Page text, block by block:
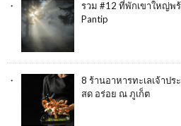
รวม #12 ที่พักเขาใหญ่พ
Pantip
8 ร้านอาหารทะเลเจ้าป
สด อร่อย ณ ภูเก็ต